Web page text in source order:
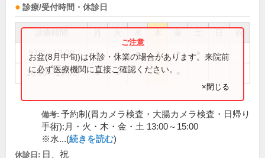
診療/受付時間・休診日
祝
9:00～12:00 ● ● ● ● ●
16:00～19:00 ● ● ●
お盆(8月中旬)は休診・休業の場合があります。来院前
に必ず医療機関に直接ご確認ください。
×閉じる
備考: 予約制(胃カメラ検査・大腸カメラ検査・日帰り
手術):月・火・木・金・土 13:00～15:00
※水...(続きを読む)
休診日: 日、祝